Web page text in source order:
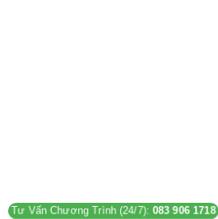
Tư Vấn Chương Trình (24/7): 083 906 1718